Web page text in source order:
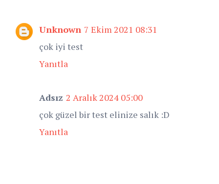
Unknown 7 Ekim 2021 08:31
çok iyi test
Yanıtla
Adsız 2 Aralık 2024 05:00
çok güzel bir test elinize salık :D
Yanıtla